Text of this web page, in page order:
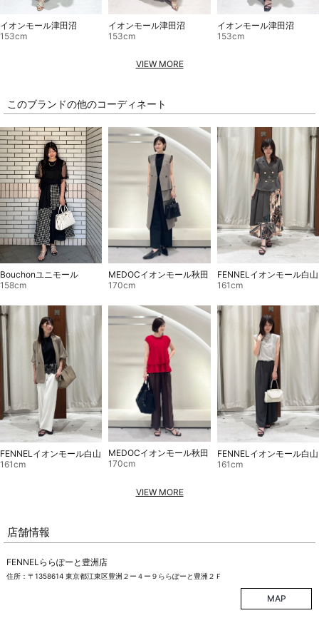
イオンモール津田沼
153cm
イオンモール津田沼
153cm
イオンモール津田沼
153cm
VIEW MORE
このブランドの他のコーディネート
Bouchonユニモール
158cm
MEDOCイオンモール秋田
170cm
FENNELイオンモール白山
161cm
FENNELイオンモール白山
161cm
MEDOCイオンモール秋田
170cm
FENNELイオンモール白山
161cm
VIEW MORE
店舗情報
FENNELららぽーと豊洲店
住所：〒1358614 東京都江東区豊洲２ー４ー９ららぽーと豊洲２Ｆ
MAP